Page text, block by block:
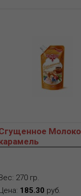
Молоко
270 гр.
185.30 руб.